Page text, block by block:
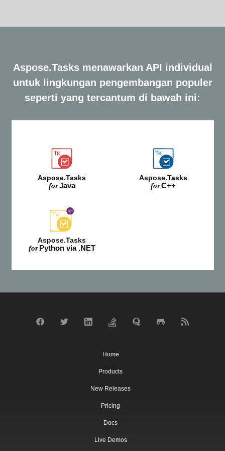
Aspose.Tasks menawarkan API individual
untuk lingkungan pengembangan populer
seperti yang tercantum di bawah ini:
Aspose.Tasks
forJava
Aspose.Tasks
forC++
Aspose.Tasks
for Python via .NET
Home
Products
New Releases
Pricing
Docs
Live Demos